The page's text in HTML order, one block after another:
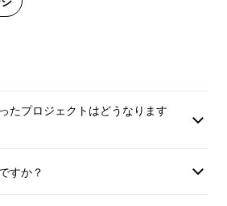
っとしたストレス”をどうに
のカートの開発は始まりまし
たプロジェクトはどうなります
すか？